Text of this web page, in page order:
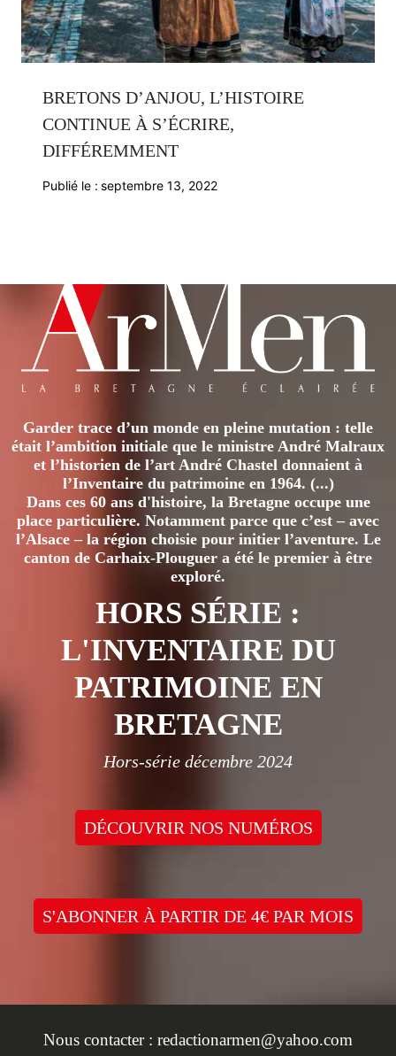
BRETONS D’ANJOU, L’HISTOIRE
CONTINUE À S’ÉCRIRE,
DIFFÉREMMENT
Publié le : septembre 13, 2022
Garder trace d’un monde en pleine mutation : telle
était l’ambition initiale que le ministre André Malraux
et l’historien de l’art André Chastel donnaient à
l’Inventaire du patrimoine en 1964. (...)
Dans ces 60 ans d'histoire, la Bretagne occupe une
place particulière. Notamment parce que c’est – avec
l’Alsace – la région choisie pour initier l’aventure. Le
canton de Carhaix-Plouguer a été le premier à être
exploré.
HORS SÉRIE :
L'INVENTAIRE DU
PATRIMOINE EN
BRETAGNE
Hors-série décembre 2024
DÉCOUVRIR NOS NUMÉROS
S'ABONNER À PARTIR DE 4€ PAR MOIS
Nous contacter : redactionarmen@yahoo.com